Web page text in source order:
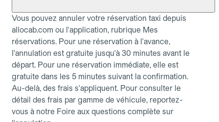
Vous pouvez annuler votre réservation taxi depuis
allocab.com ou l'application, rubrique Mes
réservations. Pour une réservation à l'avance,
l'annulation est gratuite jusqu'à 30 minutes avant le
départ. Pour une réservation immédiate, elle est
gratuite dans les 5 minutes suivant la confirmation.
Au-delà, des frais s'appliquent. Pour consulter le
détail des frais par gamme de véhicule, reportez-
vous à notre Foire aux questions complète sur